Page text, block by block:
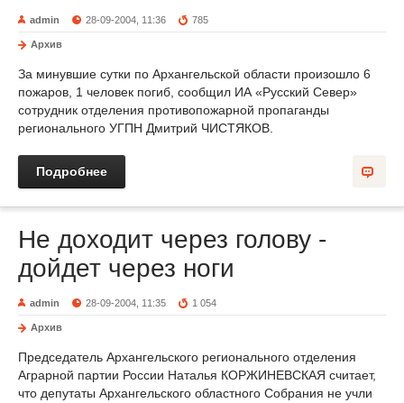
admin 28-09-2004, 11:36 785
Архив
За минувшие сутки по Архангельской области произошло 6
пожаров, 1 человек погиб, сообщил ИА «Русский Север»
сотрудник отделения противопожарной пропаганды
регионального УГПН Дмитрий ЧИСТЯКОВ.
Подробнее
Не доходит через голову -
дойдет через ноги
admin 28-09-2004, 11:35 1 054
Архив
Председатель Архангельского регионального отделения
Аграрной партии России Наталья КОРЖИНЕВСКАЯ считает,
что депутаты Архангельского областного Собрания не учли